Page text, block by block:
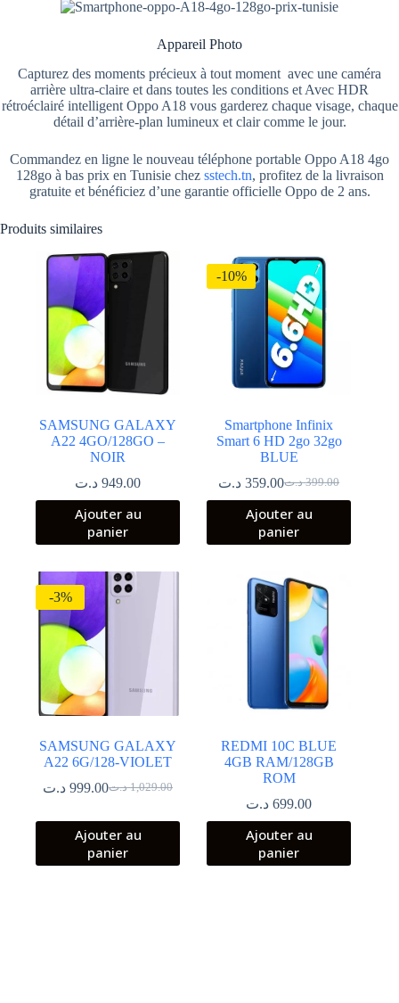
Appareil Photo
Capturez des moments précieux à tout moment avec une caméra
arrière ultra-claire et dans toutes les conditions et Avec HDR
rétroéclairé intelligent Oppo A18 vous garderez chaque visage, chaque
détail d’arrière-plan lumineux et clair comme le jour.
Commandez en ligne le nouveau téléphone portable Oppo A18 4go
128go à bas prix en Tunisie chez sstech.tn, profitez de la livraison
gratuite et bénéficiez d’une garantie officielle Oppo de 2 ans.
Produits similaires
SAMSUNG GALAXY
A22 4GO/128GO –
NOIR
949.00 د.ت
Ajouter au
panier
-10%
Smartphone Infinix
Smart 6 HD 2go 32go
BLUE
399.00 د.تLe
prix
initial
était :
359.00 د.ت
Le
prix
actuel
est :
Ajouter au
panier
-3%
SAMSUNG GALAXY
A22 6G/128-VIOLET
1,029.00 د.ت
Le
initial
était :
999.00 د.ت
Le
actuel
est :
Ajouter au
panier
REDMI 10C BLUE
4GB RAM/128GB
ROM
699.00 د.ت
Ajouter au
panier